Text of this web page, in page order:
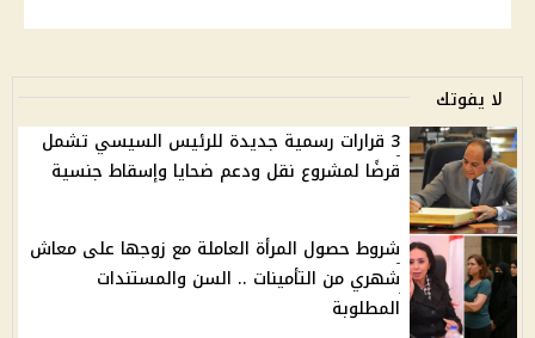
لا يفوتك
3 قرارات رسمية جديدة للرئيس السيسي تشمل
قرضًا لمشروع نقل ودعم ضحايا وإسقاط جنسية
شروط حصول المرأة العاملة مع زوجها على معاش
شهري من التأمينات .. السن والمستندات
المطلوبة